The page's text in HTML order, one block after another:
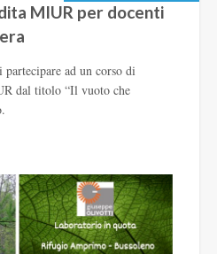
MIUR per docenti
ad un corso di
dal titolo “Il vuoto che